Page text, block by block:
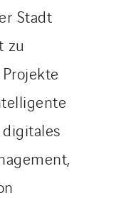
Stadt
zu